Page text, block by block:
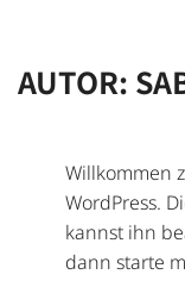
AUTOR:
Willkommen
WordPress.
kannst ihn
dann starte